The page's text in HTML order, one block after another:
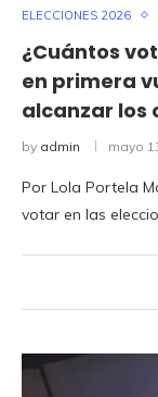
ELECCIONES 2026
¿Cuántos
en primera
alcanzar los
by admin mayo
Por Lola Portela
votar en las